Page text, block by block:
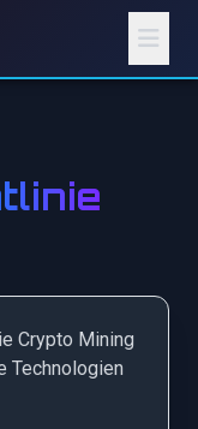
Crypto Mining
Technologien